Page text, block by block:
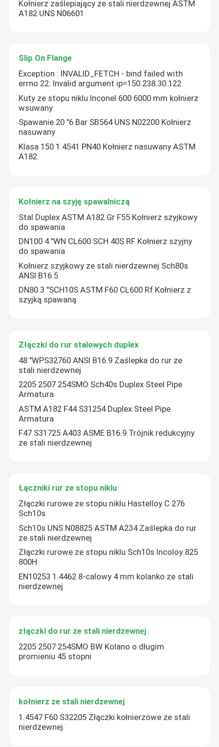
Łącznik rurowy
Gwintowane łączniki rurowe
Reduktor ze stali nierdzewnej
Kołnierz zaślepiający ze stali nierdzewnej
Kołnierz na szyję spawalniczą
Złączki do rur stalowych duplex
Łączniki rur ze stopu niklu
Kołnierz zaślepiający ze stali nierdzewnej ASTM
A182 UNS N06601
Slip On Flange
Exception : INVALID_FETCH - bind failed with
errno 22: Invalid argument ip=150.238.30.122
Kuty ze stopu niklu Inconel 600 6000 mm kołnierz
wsuwany
Spawanie 20 "6 Bar SB564 UNS N02200 Kołnierz
nasuwany
Klasa 150 1.4541 PN40 Kołnierz nasuwany ASTM
A182
Kołnierz na szyję spawalniczą
Stal Duplex ASTM A182 Gr F55 Kołnierz szyjkowy
do spawania
DN100 4 "WN CL600 SCH 40S RF Kołnierz szyjny
do spawania
Kołnierz szyjkowy ze stali nierdzewnej Sch80s
ANSI B16.5
DN80 3 "SCH10S ASTM F60 CL600 Rf Kołnierz z
szyjką spawaną
Złączki do rur stalowych duplex
48 "WPS32760 ANSI B16.9 Zaślepka do rur ze
stali nierdzewnej
2205 2507 254SMO Sch40s Duplex Steel Pipe
Armatura
ASTM A182 F44 S31254 Duplex Steel Pipe
Armatura
F47 S31725 A403 ASME B16.9 Trójnik redukcyjny
ze stali nierdzewnej
Łączniki rur ze stopu niklu
Złączki rurowe ze stopu niklu Hastelloy C 276
Sch10s
Sch10s UNS N08825 ASTM A234 Zaślepka do rur
ze stali nierdzewnej
Złączki rurowe ze stopu niklu Sch10s Incoloy 825
800H
EN10253 1.4462 8-calowy 4 mm kolanko ze stali
nierdzewnej
złączki do rur ze stali nierdzewnej
2205 2507 254SMO BW Kolano o długim
promieniu 45 stopni
kołnierz ze stali nierdzewnej
1.4547 F60 S32205 Złączki kołnierzowe ze stali
nierdzewnej